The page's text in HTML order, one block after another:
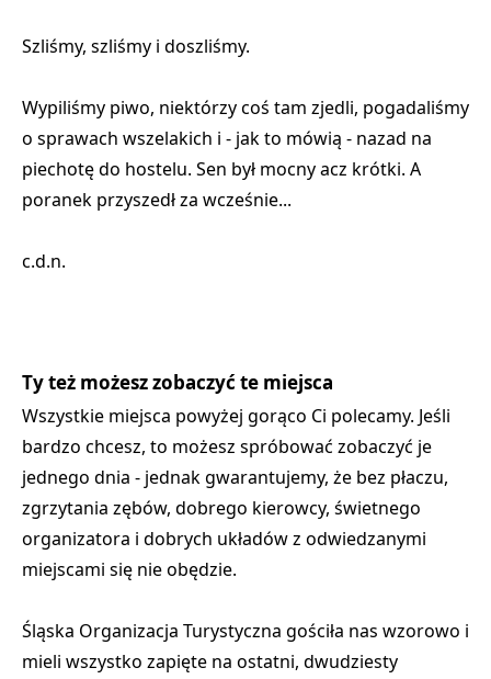
Szliśmy, szliśmy i doszliśmy.
Wypiliśmy piwo, niektórzy coś tam zjedli, pogadaliśmy
o sprawach wszelakich i - jak to mówią - nazad na
piechotę do hostelu. Sen był mocny acz krótki. A
poranek przyszedł za wcześnie...
c.d.n.
Ty też możesz zobaczyć te miejsca
Wszystkie miejsca powyżej gorąco Ci polecamy. Jeśli
bardzo chcesz, to możesz spróbować zobaczyć je
jednego dnia - jednak gwarantujemy, że bez płaczu,
zgrzytania zębów, dobrego kierowcy, świetnego
organizatora i dobrych układów z odwiedzanymi
miejscami się nie obędzie.
Śląska Organizacja Turystyczna gościła nas wzorowo i
mieli wszystko zapięte na ostatni, dwudziesty